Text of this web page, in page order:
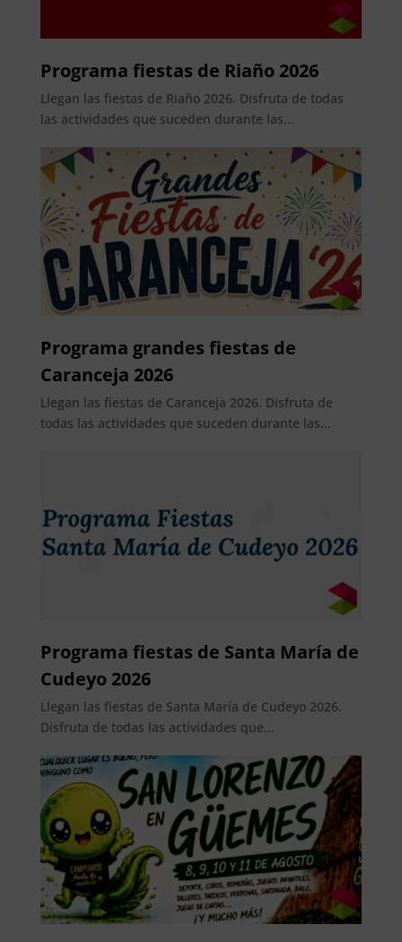
Programa fiestas de Riaño 2026
Llegan las fiestas de Riaño 2026. Disfruta de todas
las actividades que suceden durante las...
Programa grandes fiestas de
Caranceja 2026
Llegan las fiestas de Caranceja 2026. Disfruta de
todas las actividades que suceden durante las...
Programa fiestas de Santa María de
Cudeyo 2026
Llegan las fiestas de Santa María de Cudeyo 2026.
Disfruta de todas las actividades que...